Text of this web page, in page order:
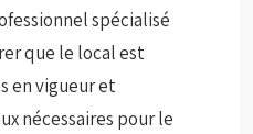
spécialisé
que le local est
en vigueur et
nécessaires pour le